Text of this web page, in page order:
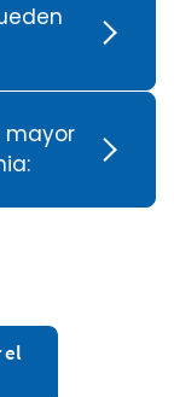
mayor
el